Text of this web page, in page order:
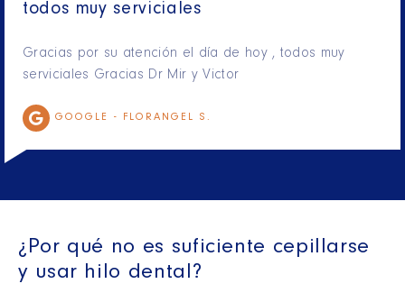
todos muy serviciales
Gracias por su atención el día de hoy , todos muy
serviciales Gracias Dr Mir y Victor
GOOGLE - FLORANGEL S.
¿Por qué no es suficiente cepillarse
y usar hilo dental?